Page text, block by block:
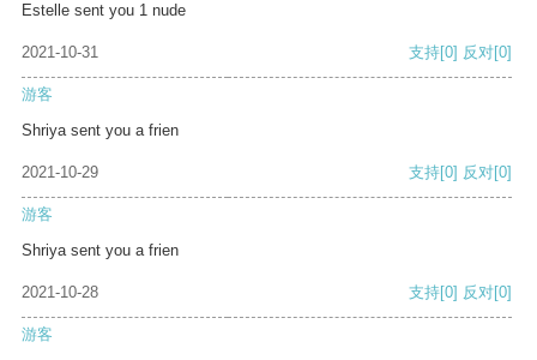
Estelle sent you 1 nude
2021-10-31 支持[0] 反对[0]
游客
Shriya sent you a frien
2021-10-29 支持[0] 反对[0]
游客
Shriya sent you a frien
2021-10-28 支持[0] 反对[0]
游客